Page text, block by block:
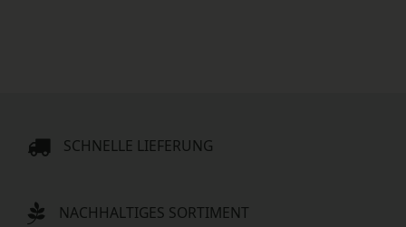
SCHNELLE LIEFERUNG
NACHHALTIGES SORTIMENT